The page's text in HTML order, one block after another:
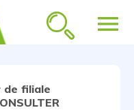
menu
de filiale